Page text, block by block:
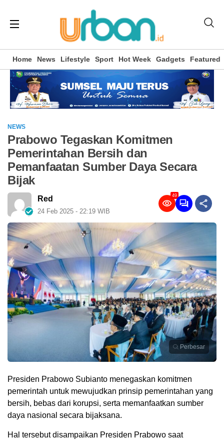
Home News Lifestyle Sport Hot Week Gadgets Featured
NEWS
Prabowo Tegaskan Komitmen
Pemerintahan Bersih dan
Pemanfaatan Sumber Daya Secara
Bijak
Red
24 Feb 2025 - 22:19 WIB
49
Perbesar
Presiden Prabowo Subianto menegaskan komitmen
pemerintah untuk mewujudkan prinsip pemerintahan yang
bersih, bebas dari korupsi, serta memanfaatkan sumber
daya nasional secara bijaksana.
Hal tersebut disampaikan Presiden Prabowo saat